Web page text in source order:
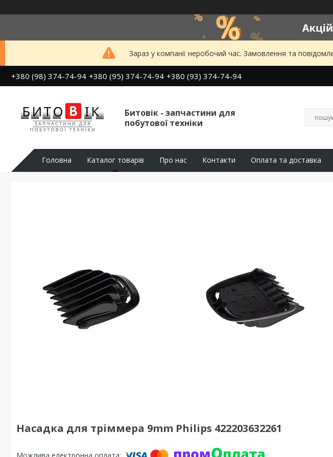
Зараз у компанії неробочий час. Замовлення та
+380 (98) 374-74-94 +380 (95) 374-74-94 +380 (93) 374-74-94
Битовік - запчастини для
побутової техніки
Головна Каталог товарів Про нас Контакти Оплата та доставка
Насадка для тріммера 9mm Philips 422203632261